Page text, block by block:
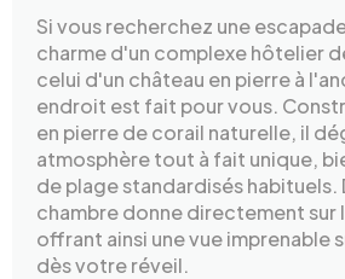
Si vous recherchez une
charme d'un complexe hôtelier
celui d'un château en pierre à
endroit est fait pour vous.
en pierre de corail naturelle, il
atmosphère tout à fait unique,
de plage standardisés habituels.
chambre donne directement sur
offrant ainsi une vue imprenable
dès votre réveil.